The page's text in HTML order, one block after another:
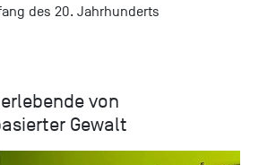
des 20. Jahrhunderts
von
Gewalt